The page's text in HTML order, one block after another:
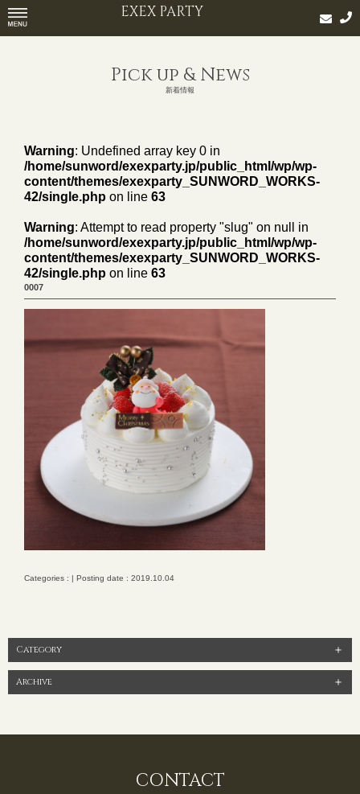
EXEX PARTY
Pick up & News
新着情報
Warning: Undefined array key 0 in
/home/sunword/exexparty.jp/public_html/wp/wp-
content/themes/exexparty_SUNWORD_WORKS-
42/single.php on line 63
Warning: Attempt to read property "slug" on null in
/home/sunword/exexparty.jp/public_html/wp/wp-
content/themes/exexparty_SUNWORD_WORKS-
42/single.php on line 63
0007
Categories : | Posting date : 2019.10.04
Category
Archive
CONTACT